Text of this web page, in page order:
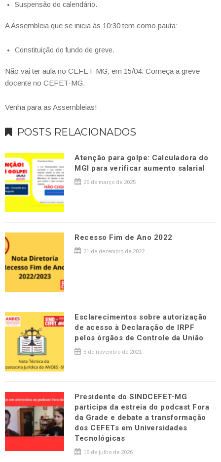
Suspensão do calendário.
A Assembleia que se inicia às 10:30 tem como pauta:
Constituição do fundo de greve.
Não vai ter aula no CEFET-MG, em 15/04. Começa a greve
docente no CEFET-MG.
Venha para as Assembleias!
POSTS RELACIONADOS
Atenção para golpe: Calculadora do
MGI para verificar aumento salarial
26 de março de 2025
Recesso Fim de Ano 2022
21 de dezembro de 2022
Esclarecimentos sobre autorização
de acesso à Declaração de IRPF
pelos órgãos de Controle da União
5 de novembro de 2021
Presidente do SINDCEFET-MG
participa da estreia do podcast Fora
da Grade e debate a transformação
dos CEFETs em Universidades
Tecnológicas
16 de julho de 2026